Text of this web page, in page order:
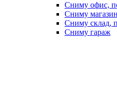
Сниму офис,
Сниму
Сниму склад,
Сниму гараж